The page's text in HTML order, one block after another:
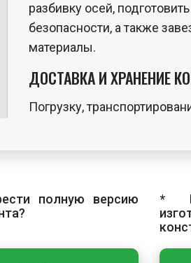
разбивку осей,
безопасности, а также
материалы.
ДОСТАВКА И ХРАНЕНИЕ
Погрузку,
прокладками,
Крепежные изделия
полную версию
*